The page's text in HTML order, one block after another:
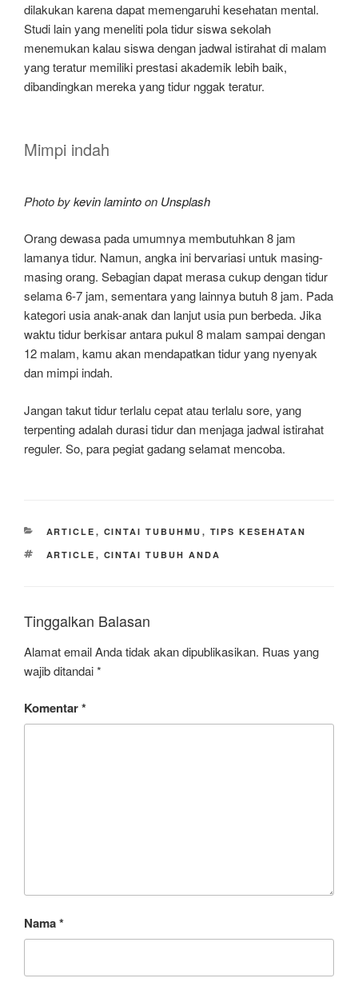
dilakukan karena dapat memengaruhi kesehatan mental.
Studi lain yang meneliti pola tidur siswa sekolah
menemukan kalau siswa dengan jadwal istirahat di malam
yang teratur memiliki prestasi akademik lebih baik,
dibandingkan mereka yang tidur nggak teratur.
Mimpi indah
Photo bykevin lamintoon Unsplash
Orang dewasa pada umumnya membutuhkan 8 jam
lamanya tidur. Namun, angka ini bervariasi untuk masing-
masing orang. Sebagian dapat merasa cukup dengan tidur
selama 6-7 jam, sementara yang lainnya butuh 8 jam. Pada
kategori usia anak-anak dan lanjut usia pun berbeda. Jika
waktu tidur berkisar antara pukul 8 malam sampai dengan
12 malam, kamu akan mendapatkan tidur yang nyenyak
dan mimpi indah.
Jangan takut tidur terlalu cepat atau terlalu sore, yang
terpenting adalah durasi tidur dan menjaga jadwal istirahat
reguler. So, para pegiat gadang selamat mencoba.
KATEGORI
ARTICLE , CINTAI TUBUHMU , TIPS KESEHATAN
TAG
ARTICLE , CINTAI TUBUH ANDA
Tinggalkan Balasan
Alamat email Anda tidak akan dipublikasikan. Ruas yang
wajib ditandai*
Komentar*
Nama*